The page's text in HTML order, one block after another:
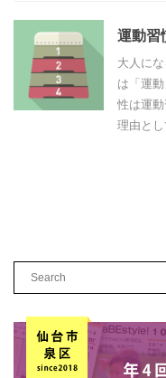
運動習
大人に
は「運
性は運
理由と